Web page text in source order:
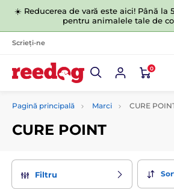
☀️ Reducerea de vară este aici! Până la
pentru animalele tale de
Scrieți-ne
0
Pagină principală Marci CURE
CURE POINT
Filtru